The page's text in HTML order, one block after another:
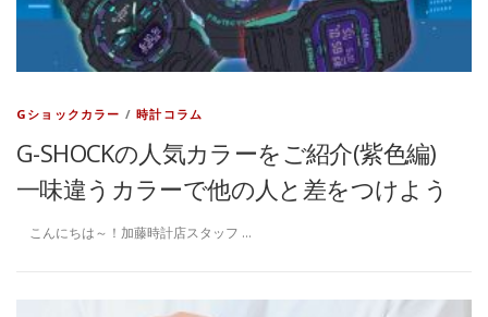
Gショックカラー /時計コラム
G-SHOCKの人気カラーをご紹介(紫色編)
一味違うカラーで他の人と差をつけよう
こんにちは～！加藤時計店スタッフ …